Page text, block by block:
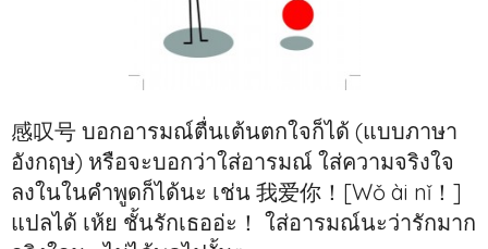
感叹号 บอกอารมณ์ตื่นเต้นตกใจก็ได้ (แบบภาษา
อังกฤษ) หรือจะบอกว่าใส่อารมณ์ ใส่ความจริงใจ
ลงในในคำพูดก็ได้นะ เช่น 我爱你！[Wǒ ài nǐ！]
แปลได้ เห้ย ชั้นรักเธออ่ะ！ ใส่อารมณ์นะว่ารักมาก